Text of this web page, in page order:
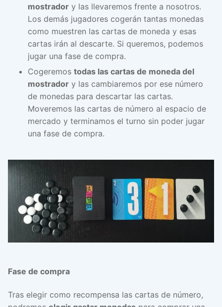
mostrador y las llevaremos frente a nosotros.
Los demás jugadores cogerán tantas monedas
como muestren las cartas de moneda y esas
cartas irán al descarte. Si queremos, podemos
jugar una fase de compra.
Cogeremos todas las cartas de moneda del
mostrador y las cambiaremos por ese número
de monedas para descartar las cartas.
Moveremos las cartas de número al espacio de
mercado y terminamos el turno sin poder jugar
una fase de compra.
Fase de compra
Tras elegir como recompensa las cartas de número,